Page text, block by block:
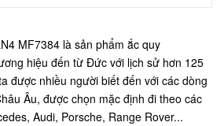
MF7384 là sản phẩm ắc quy
hiệu đến từ Đức với lịch sử hơn 125
được nhiều người biết đến với các dòng
Âu, được chọn mặc định đi theo các
Audi, Porsche, Range Rover...